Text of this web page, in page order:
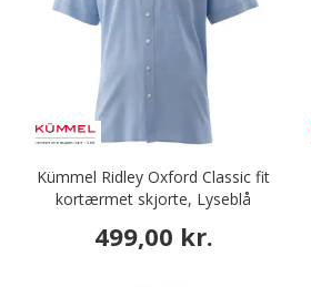
Kümmel Ridley Oxford Classic fit
kortærmet skjorte, Lyseblå
499,00 kr.